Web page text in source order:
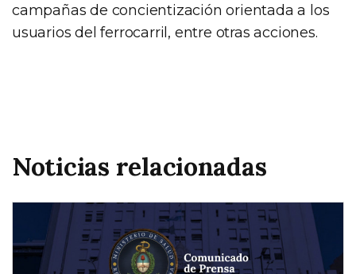
campañas de concientización orientada a los
usuarios del ferrocarril, entre otras acciones.
Noticias relacionadas